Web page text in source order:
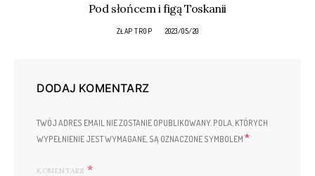
Pod słońcem i figą Toskanii
ZŁAP TROP 2023/05/20
DODAJ KOMENTARZ
TWÓJ ADRES EMAIL NIE ZOSTANIE OPUBLIKOWANY. POLA, KTÓRYCH
WYPEŁNIENIE JEST WYMAGANE, SĄ OZNACZONE SYMBOLEM *
KOMENTARZ